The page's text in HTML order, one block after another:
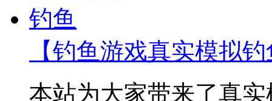
【钓鱼游戏真实模拟
本站为大家带来了真